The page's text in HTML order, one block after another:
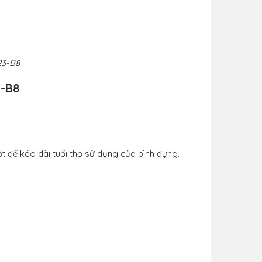
B8
B8
để kéo dài tuổi thọ sử dụng của bình đựng.